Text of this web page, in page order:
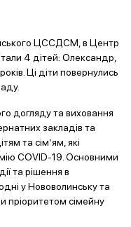
ЦССДСМ, в Центр
4 дітей: Олександр,
Ці діти повернулись
догляду та виховання
закладів та
та сім’ям, які
COVID-19. Основними
та рішення в
у Нововолинську та
пріоритетом сімейну